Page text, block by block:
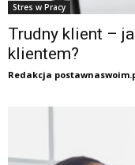
Stres w Pracy
Trudny klient –
klientem?
Redakcja